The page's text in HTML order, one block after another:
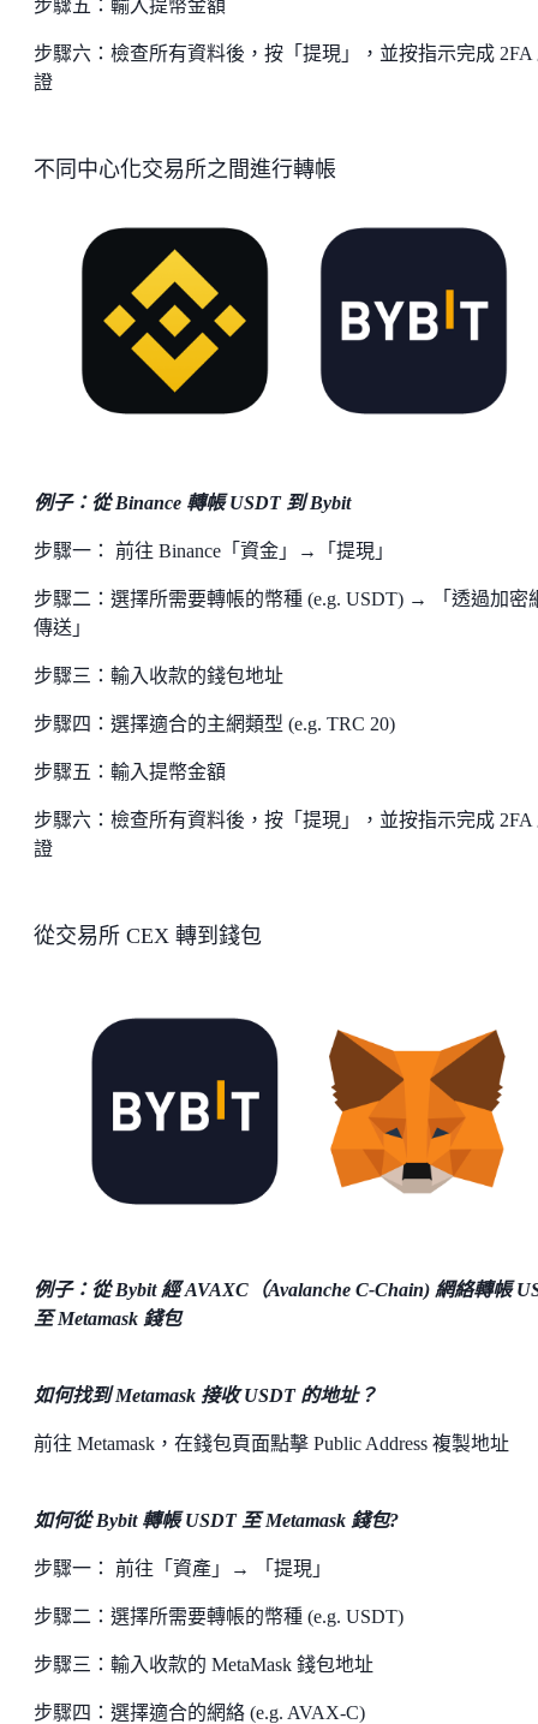
步驟五：輸入提幣金額
步驟六：檢查所有資料後，按「提現」，並按指示完成 2FA
證
不同中心化交易所之間進行轉帳
例子：從 Binance 轉帳 USDT 到 Bybit
步驟一： 前往 Binance「資金」→「提現」
步驟二：選擇所需要轉帳的幣種 (e.g. USDT) → 「透過加密
傳送」
步驟三：輸入收款的錢包地址
步驟四：選擇適合的主網類型 (e.g. TRC 20)
步驟五：輸入提幣金額
步驟六：檢查所有資料後，按「提現」，並按指示完成 2FA
證
從交易所 CEX 轉到錢包
例子：從 Bybit 經 AVAXC（Avalanche C-Chain) 網絡轉帳
至 Metamask 錢包
如何找到 Metamask 接收 USDT 的地址？
前往 Metamask，在錢包頁面點擊 Public Address 複製地址
如何從 Bybit 轉帳 USDT 至 Metamask 錢包?
步驟一： 前往「資產」→ 「提現」
步驟二：選擇所需要轉帳的幣種 (e.g. USDT)
步驟三：輸入收款的 MetaMask 錢包地址
步驟四：選擇適合的網絡 (e.g. AVAX-C)